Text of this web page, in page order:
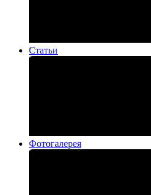
Статьи
Фотогалерея